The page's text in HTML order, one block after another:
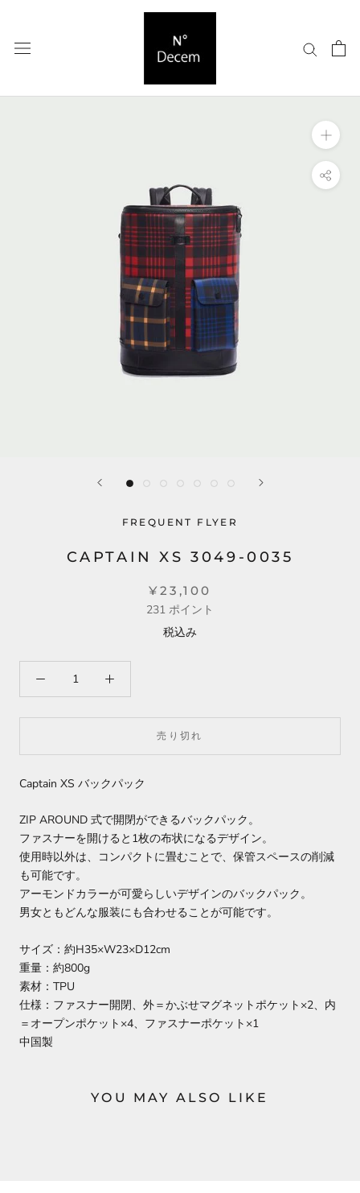
て
FREQUENT FLYER
CAPTAIN XS 3049-0035
¥23,100
231 ポイント
税込み
売り切れ
Captain XS バックパック
ZIP AROUND 式で開閉ができるバックパック。
ファスナーを開けると1枚の布状になるデザイン。
使用時以外は、コンパクトに畳むことで、保管スペースの削減
も可能です。
アーモンドカラーが可愛らしいデザインのバックパック。
男女ともどんな服装にも合わせることが可能です。
サイズ：約H35×W23×D12cm
重量：約800g
素材：TPU
仕様：ファスナー開閉、外＝かぶせマグネットポケット×2、内
＝オープンポケット×4、ファスナーポケット×1
中国製
YOU MAY ALSO LIKE